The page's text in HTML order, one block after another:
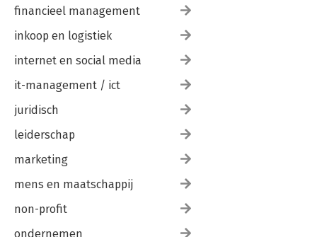
financieel management
inkoop en logistiek
internet en social media
it-management / ict
juridisch
leiderschap
marketing
mens en maatschappij
non-profit
ondernemen